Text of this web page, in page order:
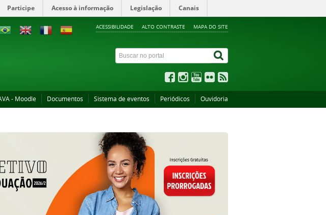
Participe Acesso à informação Legislação Canais
ACESSIBILIDADE ALTO CONTRASTE MAPA DO SITE
- Moodle Documentos Sistema de eventos Periódicos Ouvidoria